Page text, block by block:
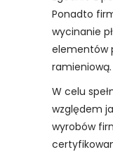
Ponadto
wycinanie
elementów
ramieniową.
W celu
względem
wyrobów